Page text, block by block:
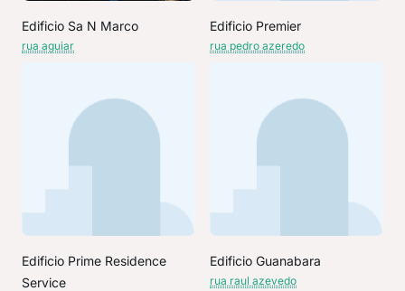
Edificio Sa N Marco
rua aguiar
Edificio Premier
rua pedro azeredo
Edificio Prime Residence
Service
Edificio Guanabara
rua raul azevedo